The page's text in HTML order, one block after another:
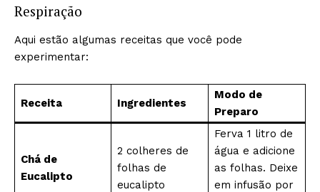
Respiração
Aqui estão algumas receitas que você pode
experimentar:
Receita Ingredientes
Modo de
Preparo
Chá de
Eucalipto
2 colheres de
folhas de
eucalipto
Ferva 1 litro de
água e adicione
as folhas. Deixe
em infusão por